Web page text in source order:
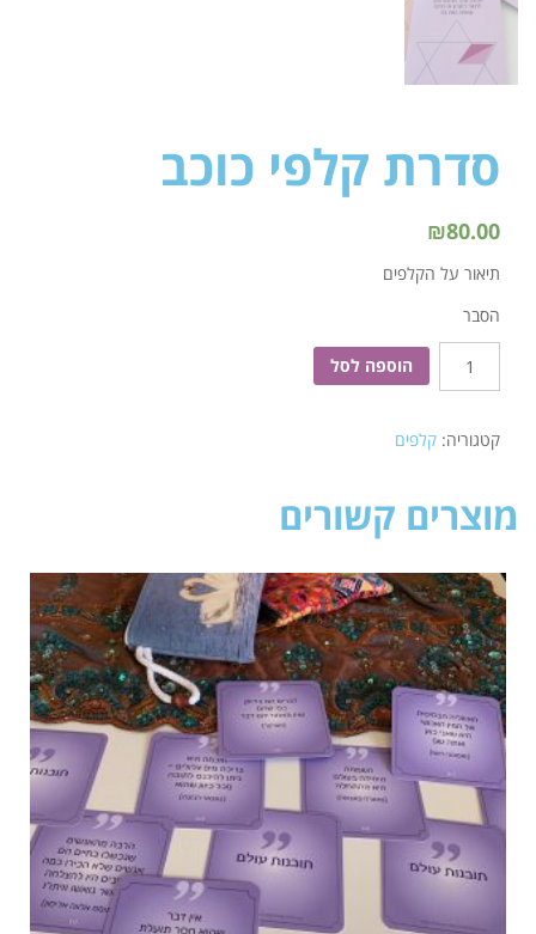
סדרת קלפי כוכב
₪80.00
תיאור על הקלפים
הסבר
הוספה לסל
קטגוריה: קלפים
מוצרים קשורים